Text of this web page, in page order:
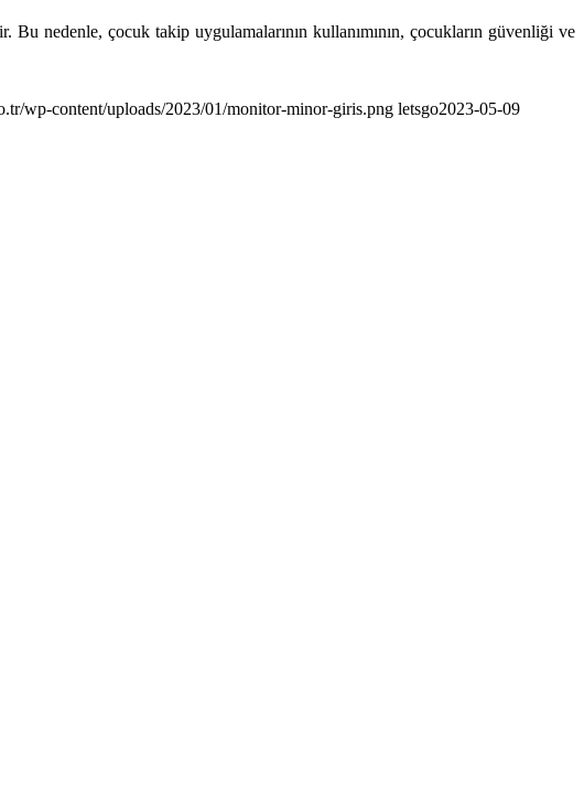
nedenle, çocuk takip uygulamalarının kullanımının, çocukların güvenliği ve
wp-content/uploads/2023/01/monitor-minor-giris.png letsgo2023-05-09